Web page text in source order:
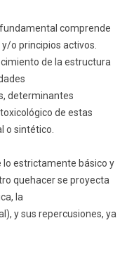
comprende
o principios activos.
de la estructura
determinantes
de estas
o sintético.
lo estrictamente básico y
quehacer se proyecta
la
y sus repercusiones, ya